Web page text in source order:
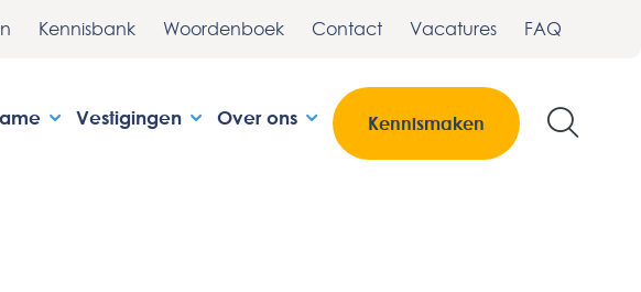
Kennisbank Woordenboek Contact Vacatures FAQ
Kennismaken
Vestigingen Over ons